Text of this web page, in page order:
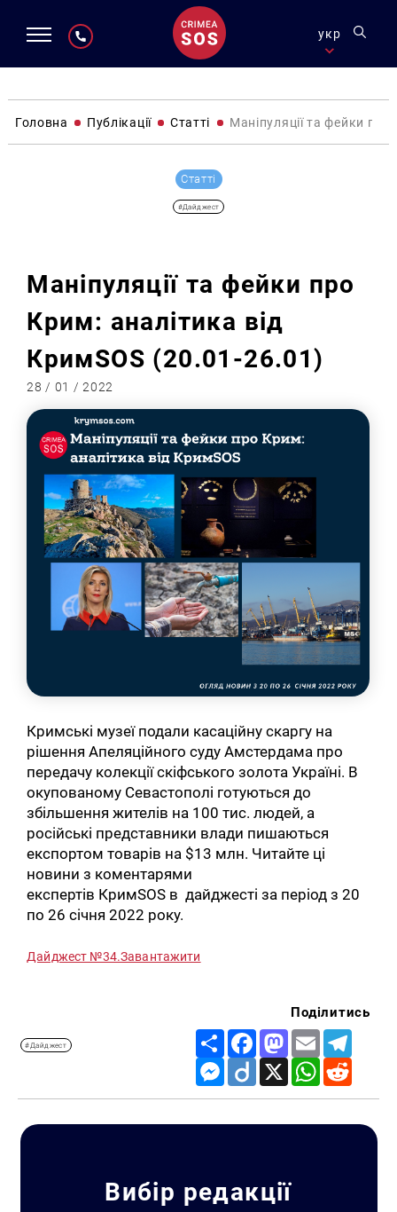
укр
Головна Публікації Статті Маніпуляції та фейки
Статті
#Дайджест
Маніпуляції та фейки про
Крим: аналітика від
КримSOS (20.01-26.01)
28 / 01 / 2022
Кримські музеї подали касаційну скаргу на
рішення Апеляційного суду Амстердама про
передачу колекції скіфського золота Україні. В
окупованому Севастополі готуються до
збільшення жителів на 100 тис. людей, а
російські представники влади пишаються
експортом товарів на $13 млн. Читайте ці
новини з коментарями
експертів КримSOS в дайджесті за період з 20
по 26 січня 2022 року.
Дайджест №34.Завантажити
#Дайджест
Поділитись
Share FacebookMastodon
Email
Messenger
Diigo X WhatsApp
Вибір редакції